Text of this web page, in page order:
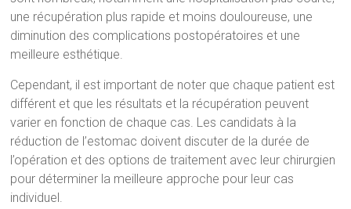
une récupération plus rapide et moins douloureuse, une
diminution des complications postopératoires et une
meilleure esthétique.
Cependant, il est important de noter que chaque patient est
différent et que les résultats et la récupération peuvent
varier en fonction de chaque cas. Les candidats à la
réduction de l’estomac doivent discuter de la durée de
l’opération et des options de traitement avec leur chirurgien
pour déterminer la meilleure approche pour leur cas
individuel.